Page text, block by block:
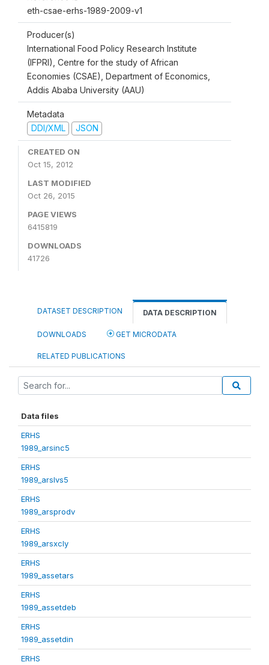
eth-csae-erhs-1989-2009-v1
Producer(s)
International Food Policy Research Institute
(IFPRI), Centre for the study of African
Economies (CSAE), Department of Economics,
Addis Ababa University (AAU)
Metadata
DDI/XML
JSON
CREATED ON
Oct 15, 2012
LAST MODIFIED
Oct 26, 2015
PAGE VIEWS
6415819
DOWNLOADS
41726
DATASET DESCRIPTION DATA DESCRIPTION
DOWNLOADS GET MICRODATA
RELATED PUBLICATIONS
Data files
ERHS
1989_arsinc5
ERHS
1989_arslvs5
ERHS
1989_arsprodv
ERHS
1989_arsxcly
ERHS
1989_assetars
ERHS
1989_assetdeb
ERHS
1989_assetdin
ERHS